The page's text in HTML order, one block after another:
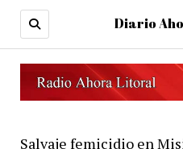
Diario
Salvaje femicidio en